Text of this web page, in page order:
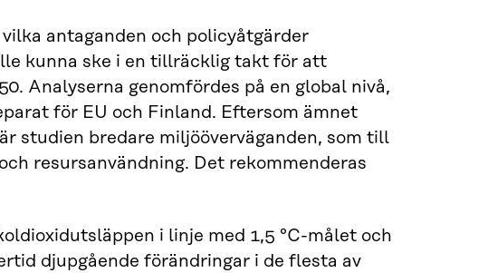
antaganden och policyåtgärder
kunna ske i en tillräcklig takt för att
Analyserna genomfördes på en global nivå,
för EU och Finland. Eftersom ämnet
studien bredare miljööverväganden, som till
resursanvändning. Det rekommenderas
i linje med 1,5 °C-målet och
djupgående förändringar i de flesta av